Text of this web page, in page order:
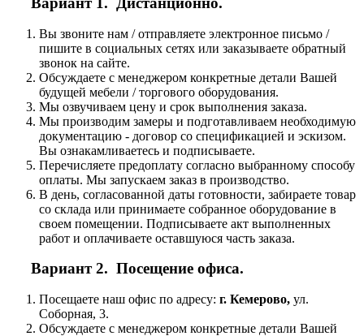
Вы звоните нам / отправляете электронное письмо /
пишите в социальных сетях или заказываете обратный
звонок на сайте.
Обсуждаете с менеджером конкретные детали Вашей
будущей мебели / торгового оборудования.
Мы озвучиваем цену и срок выполнения заказа.
Мы производим замеры и подготавливаем необходимую
документацию - договор со спецификацией и эскизом.
Вы ознакамливаетесь и подписываете.
Перечисляете предоплату согласно выбранному способу
оплаты. Мы запускаем заказ в производство.
В день, согласованной даты готовности, забираете товар
со склада или принимаете собранное оборудование в
своем помещении. Подписываете акт выполненных
работ и оплачиваете оставшуюся часть заказа.
Вариант 2. Посещение офиса.
Посещаете наш офис по адресу: г. Кемерово, ул.
Соборная, 3.
Обсуждаете с менеджером конкретные детали Вашей